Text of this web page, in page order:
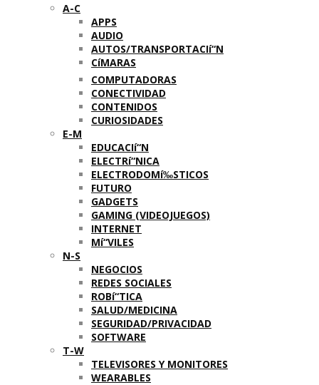
A-C
APPS
AUDIO
AUTOS/TRANSPORTACIí“N
CíMARAS
COMPUTADORAS
CONECTIVIDAD
CONTENIDOS
CURIOSIDADES
E-M
EDUCACIí“N
ELECTRí“NICA
ELECTRODOMí‰STICOS
FUTURO
GADGETS
GAMING (VIDEOJUEGOS)
INTERNET
Mí“VILES
N-S
NEGOCIOS
REDES SOCIALES
ROBí“TICA
SALUD/MEDICINA
SEGURIDAD/PRIVACIDAD
SOFTWARE
T-W
TELEVISORES Y MONITORES
WEARABLES